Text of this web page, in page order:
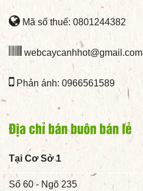
Mã số thuế: 0801244382
webcaycanhhot@gmail.com
Phản ánh: 0966561589
Địa chỉ bán buôn bán lẻ
Tại Cơ Sở 1
Số 60 - Ngõ 235